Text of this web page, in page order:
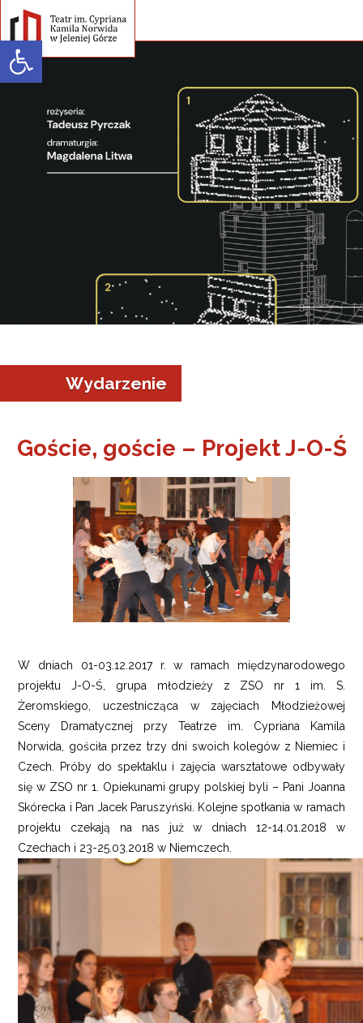
Open toolbar
Wydarzenie
Goście, goście – Projekt J-O-Ś
W dniach 01-03.12.2017 r. w ramach międzynarodowego
projektu J-O-Ś, grupa młodzieży z ZSO nr 1 im. S.
Żeromskiego, uczestnicząca w zajęciach Młodzieżowej
Sceny Dramatycznej przy Teatrze im. Cypriana Kamila
Norwida, gościła przez trzy dni swoich kolegów z Niemiec i
Czech. Próby do spektaklu i zajęcia warsztatowe odbywały
się w ZSO nr 1. Opiekunami grupy polskiej byli – Pani Joanna
Skórecka i Pan Jacek Paruszyński. Kolejne spotkania w ramach
projektu czekają na nas już w dniach 12-14.01.2018 w
Czechach i 23-25.03.2018 w Niemczech.